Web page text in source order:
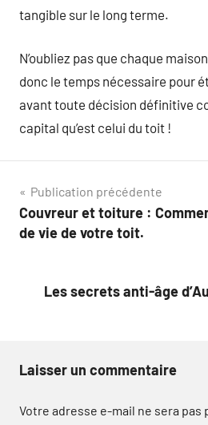
tangible sur le long terme.
N’oubliez pas que chaque
donc le temps nécessaire pour
avant toute décision définitive
capital qu’est celui du toit !
Navigation
de
Publication précédente
Couvreur et toiture :
de vie de votre toit.
Les secrets anti-âge
Laisser un commentaire
Votre adresse e-mail ne sera pas